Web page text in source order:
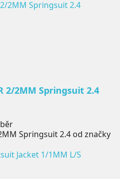
2/2MM Springsuit 2.4
Springsuit 2.4 od značky